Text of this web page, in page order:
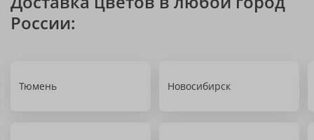
России:
Тюмень Новосибирск